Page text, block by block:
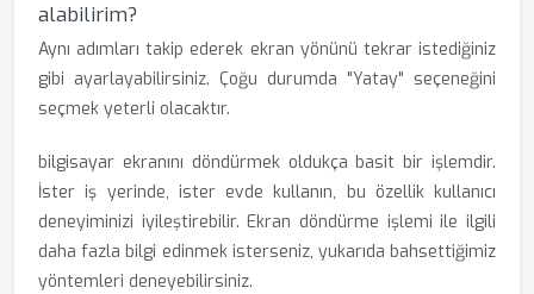
alabilirim?
Aynı adımları takip ederek ekran yönünü tekrar istediğiniz
gibi ayarlayabilirsiniz. Çoğu durumda "Yatay" seçeneğini
seçmek yeterli olacaktır.
bilgisayar ekranını döndürmek oldukça basit bir işlemdir.
İster iş yerinde, ister evde kullanın, bu özellik kullanıcı
deneyiminizi iyileştirebilir. Ekran döndürme işlemi ile ilgili
daha fazla bilgi edinmek isterseniz, yukarıda bahsettiğimiz
yöntemleri deneyebilirsiniz.